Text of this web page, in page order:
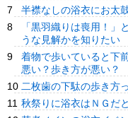
半襟なしの浴衣にお太
「黒羽織りは喪用！」
うな見解かを知りたい
着物で歩いていると下
悪い？歩き方が悪い？
二枚歯の下駄の歩き方
秋祭りに浴衣はＮＧだ